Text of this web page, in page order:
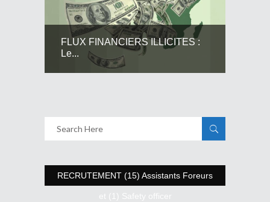
FLUX FINANCIERS ILLICITES :
Le...
RECRUTEMENT (15) Assistants Foreurs
et (1) Safety officer